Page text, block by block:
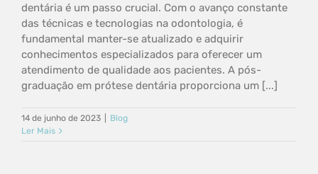
dentária é um passo crucial. Com o avanço constante
das técnicas e tecnologias na odontologia, é
fundamental manter-se atualizado e adquirir
conhecimentos especializados para oferecer um
atendimento de qualidade aos pacientes. A pós-
graduação em prótese dentária proporciona um [...]
14 de junho de 2023
Blog
Ler Mais